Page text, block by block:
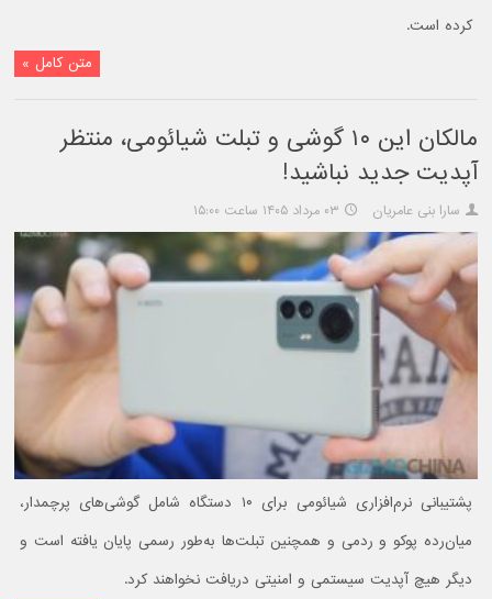
کرده است.
متن کامل »
مالکان این ۱۰ گوشی و تبلت شیائومی، منتظر
آپدیت جدید نباشید!
سارا بنی عامریان ۰۳ مرداد ۱۴۰۵ ساعت ۱۵:۰۰
پشتیبانی نرم‌افزاری شیائومی برای ۱۰ دستگاه شامل گوشی‌های پرچمدار،
میان‌رده پوکو و ردمی و همچنین تبلت‌ها به‌طور رسمی پایان یافته است و
دیگر هیچ آپدیت سیستمی و امنیتی دریافت نخواهند کرد.